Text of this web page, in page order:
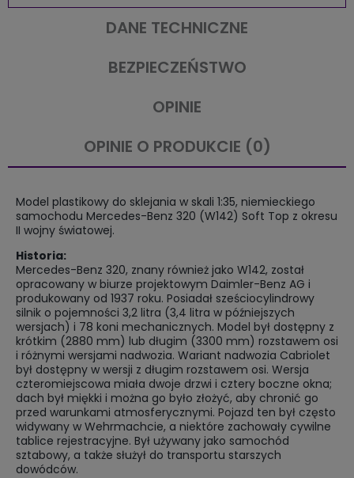
DANE TECHNICZNE
BEZPIECZEŃSTWO
OPINIE
OPINIE O PRODUKCIE (0)
Model plastikowy do sklejania w skali 1:35, niemieckiego
samochodu Mercedes-Benz 320 (W142) Soft Top z okresu
II wojny światowej.
Historia:
Mercedes-Benz 320, znany również jako W142, został
opracowany w biurze projektowym Daimler-Benz AG i
produkowany od 1937 roku. Posiadał sześciocylindrowy
silnik o pojemności 3,2 litra (3,4 litra w późniejszych
wersjach) i 78 koni mechanicznych. Model był dostępny z
krótkim (2880 mm) lub długim (3300 mm) rozstawem osi
i różnymi wersjami nadwozia. Wariant nadwozia Cabriolet
był dostępny w wersji z długim rozstawem osi. Wersja
czteromiejscowa miała dwoje drzwi i cztery boczne okna;
dach był miękki i można go było złożyć, aby chronić go
przed warunkami atmosferycznymi. Pojazd ten był często
widywany w Wehrmachcie, a niektóre zachowały cywilne
tablice rejestracyjne. Był używany jako samochód
sztabowy, a także służył do transportu starszych
dowódców.